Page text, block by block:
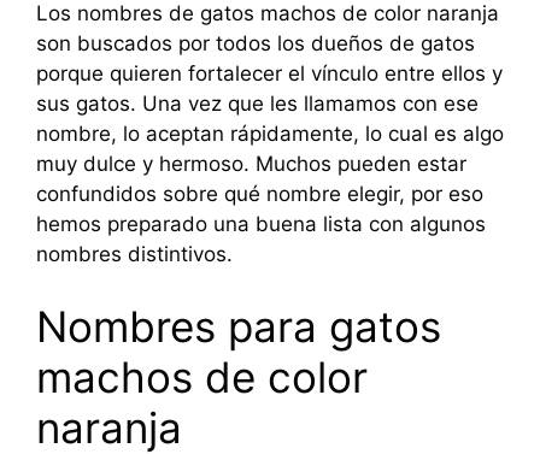
Los nombres de gatos machos de color naranja
son buscados por todos los dueños de gatos
porque quieren fortalecer el vínculo entre ellos y
sus gatos. Una vez que les llamamos con ese
nombre, lo aceptan rápidamente, lo cual es algo
muy dulce y hermoso. Muchos pueden estar
confundidos sobre qué nombre elegir, por eso
hemos preparado una buena lista con algunos
nombres distintivos.
Nombres para gatos
machos de color
naranja